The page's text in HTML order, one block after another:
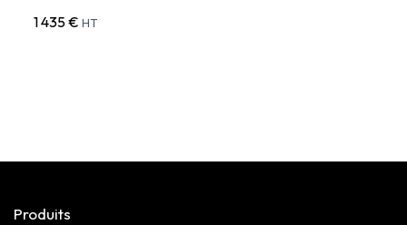
1 435 € HT
Produits